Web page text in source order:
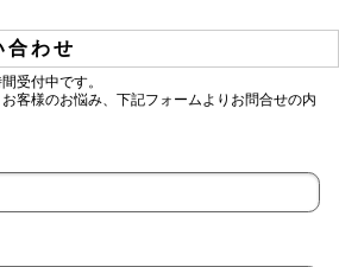
合わせ
受付中です。
客様のお悩み、下記フォームよりお問合せの内